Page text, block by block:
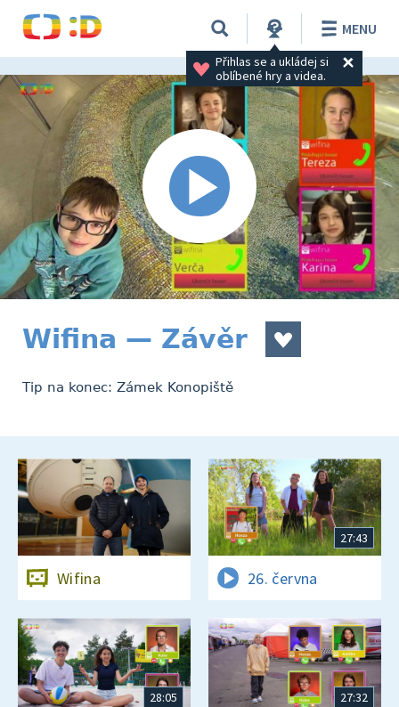
Přihlas se a ukládej si
oblíbené hry a videa.
MENU
Wifina — Závěr
Tip na konec: Zámek Konopiště
Wifina
27:43
26. června
28:05 27:32